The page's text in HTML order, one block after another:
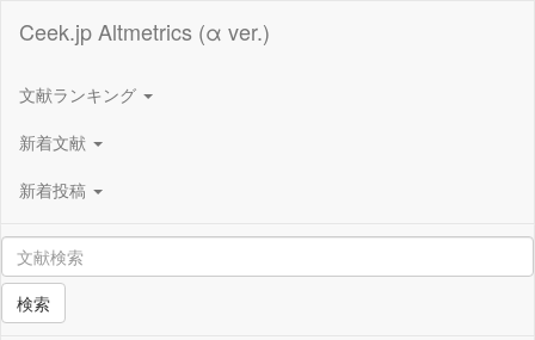
Ceek.jp Altmetrics (α ver.)
文献ランキング
新着文献
新着投稿
検索